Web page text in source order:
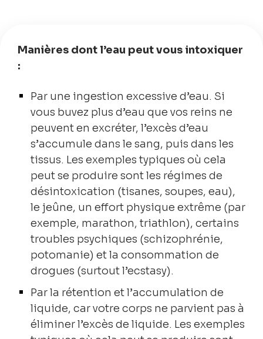
Manières dont l’eau peut vous intoxiquer
:
Par une ingestion excessive d’eau. Si
vous buvez plus d’eau que vos reins ne
peuvent en excréter, l’excès d’eau
s’accumule dans le sang, puis dans les
tissus. Les exemples typiques où cela
peut se produire sont les régimes de
désintoxication (tisanes, soupes, eau),
le jeûne, un effort physique extrême (par
exemple, marathon, triathlon), certains
troubles psychiques (schizophrénie,
potomanie) et la consommation de
drogues (surtout l’ecstasy).
Par la rétention et l’accumulation de
liquide, car votre corps ne parvient pas à
éliminer l’excès de liquide. Les exemples